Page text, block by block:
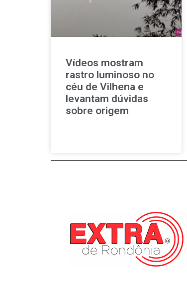
Vídeos mostram
rastro luminoso no
céu de Vilhena e
levantam dúvidas
sobre origem